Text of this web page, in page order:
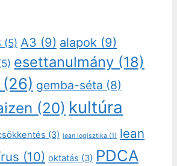
(5) A3 (9) alapok (9)
esettanulmány (18)
(26) gemba-séta (8)
(20) kultúra
(3) lean logisztika (1) lean
(10) oktatás (3) PDCA